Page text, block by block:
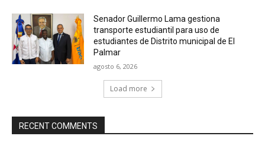
Senador Guillermo Lama gestiona
transporte estudiantil para uso de
estudiantes de Distrito municipal de El
Palmar
agosto 6, 2026
Load more
RECENT COMMENTS